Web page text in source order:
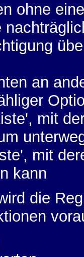
ohne
an
mit
mit
kann
die